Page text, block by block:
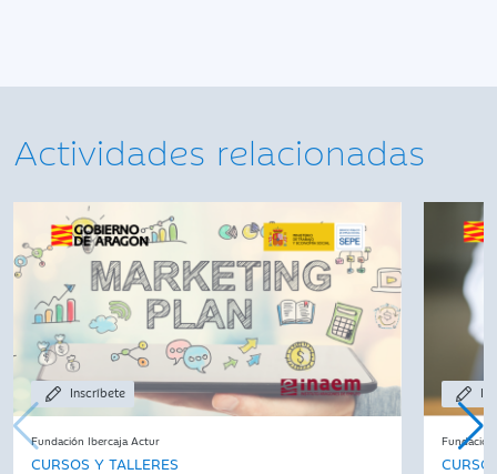
Actividades relacionadas
Inscríbete
Fundación Ibercaja Actur
CURSOS Y TALLERES